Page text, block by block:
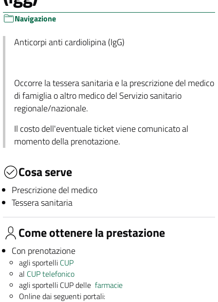
Navigazione
Anticorpi anti cardiolipina (IgG)
Occorre la tessera sanitaria e la prescrizione del medico
di famiglia o altro medico del Servizio sanitario
regionale/nazionale.
Il costo dell'eventuale ticket viene comunicato al
momento della prenotazione.
Cosa serve
Prescrizione del medico
Tessera sanitaria
Come ottenere la prestazione
Con prenotazione
agli sportelli CUP
al CUP telefonico
agli sportelli CUP dellefarmacie
Online dai seguenti portali: